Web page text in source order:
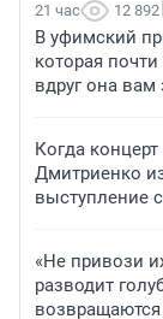
21 час 12 892
В уфимский
которая
вдруг она вам
Когда
Дмитриенко
выступление
«Не привози
разводит
возвращаются